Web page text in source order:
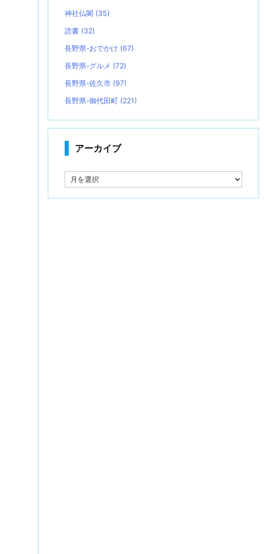
神社仏閣 (35)
読書 (32)
長野県-おでかけ (67)
長野県-グルメ (72)
長野県-佐久市 (97)
長野県-御代田町 (221)
アーカイブ
ー